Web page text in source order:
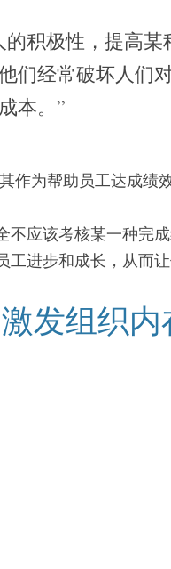
积极性，提高某
们经常破坏人们
本。”
作为帮助员工达成绩效
应该考核某一种完
进步和成长，从而让
发组织内